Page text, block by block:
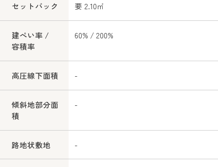
セットバック 要 2.10㎡
建ぺい率 /
容積率
60% / 200%
高圧線下面積 -
傾斜地部分面
積
-
路地状敷地 -